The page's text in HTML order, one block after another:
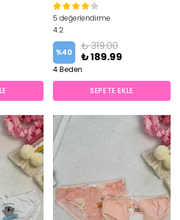
5 değerlendirme
4.2
%40
₺ 319.00
₺ 189.99
4 Beden
SEPETE EKLE